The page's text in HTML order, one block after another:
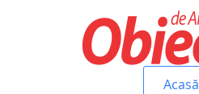
Acasă